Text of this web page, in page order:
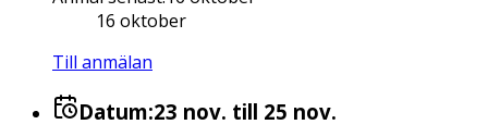
16 oktober
Till anmälan
Datum:23 nov. till 25 nov.